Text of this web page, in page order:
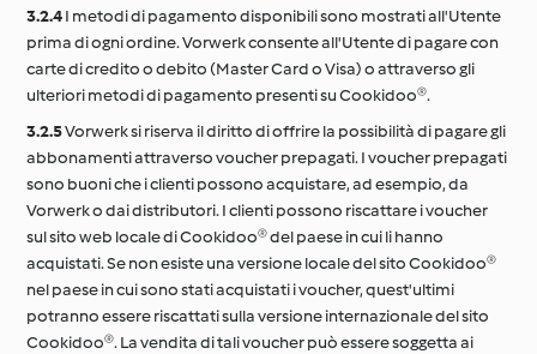
3.2.4I metodi di pagamento disponibili sono mostrati all'Utente
prima di ogni ordine. Vorwerk consente all'Utente di pagare con
carte di credito o debito (Master Card o Visa) o attraverso gli
ulteriori metodi di pagamento presenti su Cookidoo®.
3.2.5Vorwerk si riserva il diritto di offrire la possibilità di pagare gli
abbonamenti attraverso voucher prepagati. I voucher prepagati
sono buoni che i clienti possono acquistare, ad esempio, da
Vorwerk o dai distributori. I clienti possono riscattare i voucher
sul sito web locale di Cookidoo® del paese in cui li hanno
acquistati. Se non esiste una versione locale del sito Cookidoo®
nel paese in cui sono stati acquistati i voucher, quest'ultimi
potranno essere riscattati sulla versione internazionale del sito
Cookidoo®. La vendita di tali voucher può essere soggetta ai